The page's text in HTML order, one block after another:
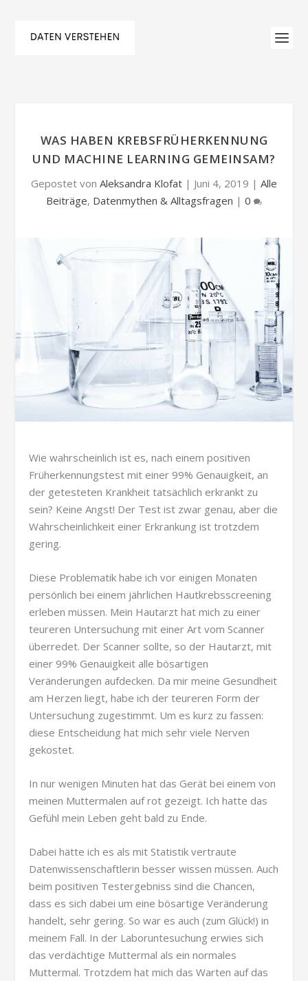
WAS HABEN KREBSFRÜHERKENNUNG
UND MACHINE LEARNING GEMEINSAM?
Gepostet von Aleksandra Klofat | Juni 4, 2019 | Alle
Beiträge, Datenmythen & Alltagsfragen | 0
Wie wahrscheinlich ist es, nach einem positiven
Früherkennungstest mit einer 99% Genauigkeit, an
der getesteten Krankheit tatsächlich erkrankt zu
sein? Keine Angst! Der Test ist zwar genau, aber die
Wahrscheinlichkeit einer Erkrankung ist trotzdem
gering.
Diese Problematik habe ich vor einigen Monaten
persönlich bei einem jährlichen Hautkrebsscreening
erleben müssen. Mein Hautarzt hat mich zu einer
teureren Untersuchung mit einer Art vom Scanner
überredet. Der Scanner sollte, so der Hautarzt, mit
einer 99% Genauigkeit alle bösartigen
Veränderungen aufdecken. Da mir meine Gesundheit
am Herzen liegt, habe ich der teureren Form der
Untersuchung zugestimmt. Um es kurz zu fassen:
diese Entscheidung hat mich sehr viele Nerven
gekostet.
In nur wenigen Minuten hat das Gerät bei einem von
meinen Muttermalen auf rot gezeigt. Ich hatte das
Gefühl mein Leben geht bald zu Ende.
Dabei hätte ich es als mit Statistik vertraute
Datenwissenschaftlerin besser wissen müssen. Auch
beim positiven Testergebniss sind die Chancen,
dass es sich dabei um eine bösartige Veränderung
handelt, sehr gering. So war es auch (zum Glück!) in
meinem Fall. In der Laboruntesuchung erwies sich
das verdächtige Muttermal als ein normales
Muttermal. Trotzdem hat mich das Warten auf das